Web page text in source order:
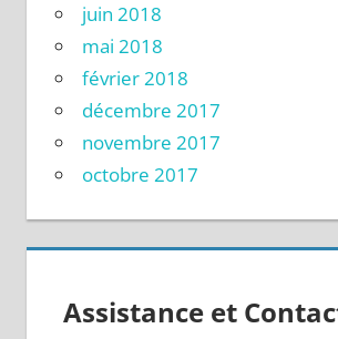
juin 2018
mai 2018
février 2018
décembre 2017
novembre 2017
octobre 2017
Assistance et